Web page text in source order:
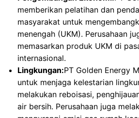
memberikan pelatihan dan
masyarakat untuk
menengah (UKM). Perusahaan
memasarkan produk UKM di
internasional.
Lingkungan:PT Golden Energy
untuk menjaga kelestarian
melakukan reboisasi,
air bersih. Perusahaan juga